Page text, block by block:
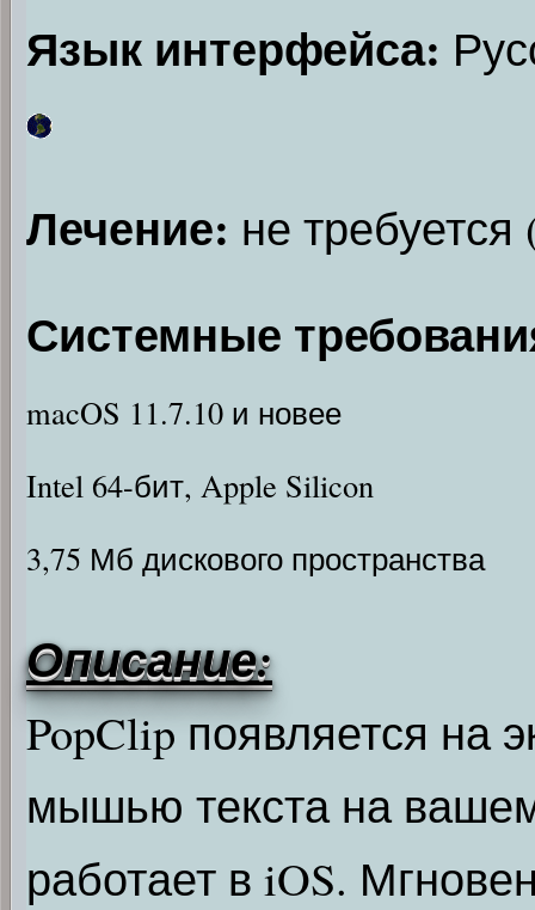
Язык интерфейса:
Лечение: не требуется
Системные
macOS 11.7.10 и новее
Intel 64-бит, Apple Silicon
3,75 Мб дискового пространства
Описание:
PopClip появляется на
мышью текста на
работает в iOS.